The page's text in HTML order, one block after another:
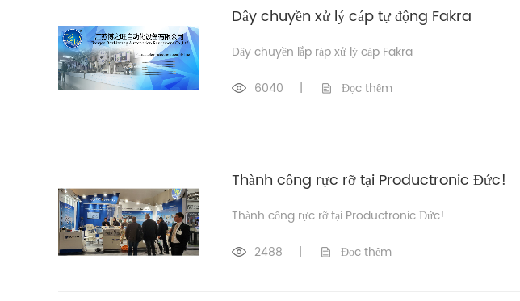
Dây chuyền xử lý cáp tự động Fakra
Dây chuyền lắp ráp xử lý cáp Fakra
6040 | Đọc thêm
Thành công rực rỡ tại Productronic Đức!
Thành công rực rỡ tại Productronic Đức!
2488 | Đọc thêm